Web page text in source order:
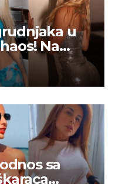
u
Na
(FOTO)
sa